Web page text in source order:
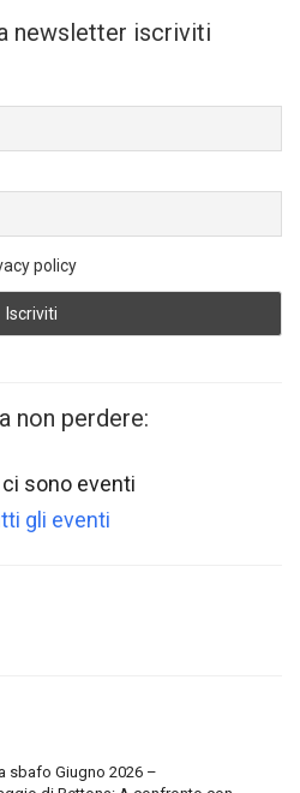
newsletter iscriviti
policy
non perdere:
sono eventi
gli eventi
sbafo Giugno 2026 –